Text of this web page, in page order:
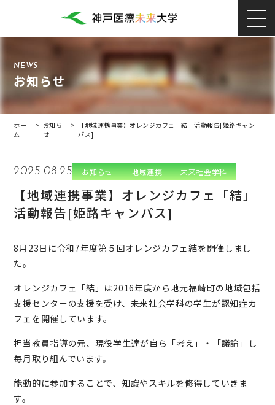
NEWS
お知らせ
ホー
ム
> お知ら
せ
>
【地域連携事業】オレンジカフェ「結」活動報告[姫路キャン
パス]
2025.08.25 お知らせ 地域連携 未来社会学科
【地域連携事業】オレンジカフェ「結」
活動報告[姫路キャンパス]
8月23日に令和7年度第５回オレンジカフェ結を開催しまし
た。
オレンジカフェ「結」は2016年度から地元福崎町の地域包括
支援センターの支援を受け、未来社会学科の学生が認知症カ
フェを開催しています。
担当教員指導の元、現役学生達が自ら「考え」・「議論」し
毎月取り組んでいます。
能動的に参加することで、知識やスキルを修得していきま
す。